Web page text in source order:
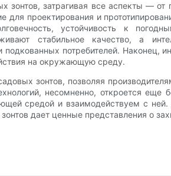
затрагивая все аспекты —
для проектирования и
устойчивость к
стабильное качество, а
потребителей. Наконец,
на окружающую среду.
зонтов, позволяя
несомненно, откроется
средой и взаимодействуем с
дает ценные представления о